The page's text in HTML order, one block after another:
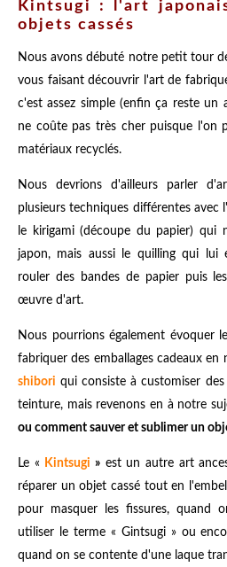
Kintsugi : l'art
objets cassés
Nous avons débuté notre petit tour
vous faisant découvrir l'art de
c'est assez simple (enfin ça reste
ne coûte pas très cher puisque l'on
matériaux recyclés.
Nous devrions d'ailleurs parler
plusieurs techniques différentes avec
le kirigami (découpe du papier) qui
japon, mais aussi le quilling qui lui
rouler des bandes de papier puis
œuvre d'art.
Nous pourrions également évoquer
fabriquer des emballages cadeaux en
shibori qui consiste à customiser
teinture, mais revenons en à notre
ou comment sauver et sublimer un
Le « Kintsugi » est un autre art
réparer un objet cassé tout en
pour masquer les fissures, quand
utiliser le terme « Gintsugi » ou
quand on se contente d'une laque